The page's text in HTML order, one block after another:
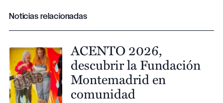
Noticias relacionadas
ACENTO 2026,
descubrir la Fundación
Montemadrid en
comunidad